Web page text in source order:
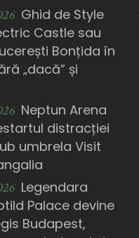
Ghid de Style
Castle sau
Bonțida în
„dacă” și
Neptun Arena
distracției
umbrela Visit
Legendara
Palace devine
Budapest,